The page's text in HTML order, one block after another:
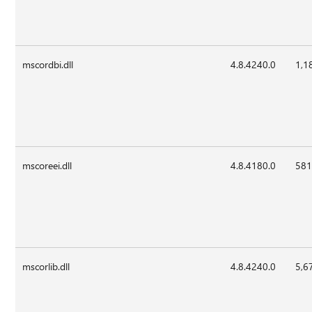
mscordbi.dll 4.8.4240.0
mscoreei.dll 4.8.4180.0
mscorlib.dll 4.8.4240.0